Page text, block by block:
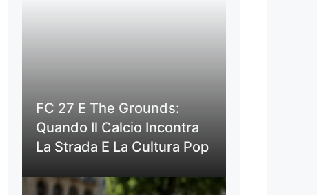
FC 27 E The Grounds:
Quando Il Calcio Incontra
La Strada E La Cultura Pop